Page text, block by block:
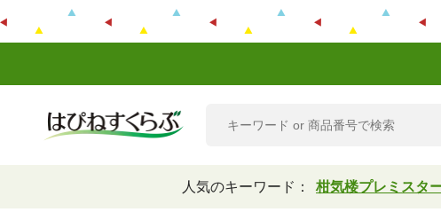
人気のキーワード： 柑気楼プレミスタ